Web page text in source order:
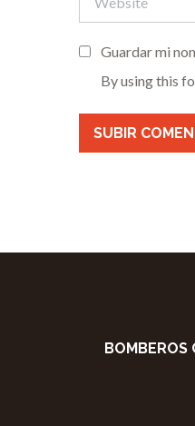
Guardar mi
By using this
BOMBEROS